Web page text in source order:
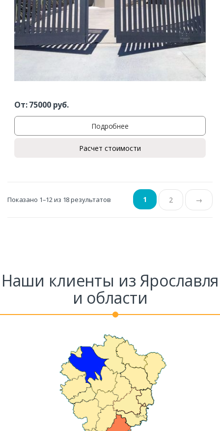
От:75000руб.
Подробнее
Расчет стоимости
Показано 1–12 из 18 результатов 1 2 →
Наши клиенты из Ярославля
и области